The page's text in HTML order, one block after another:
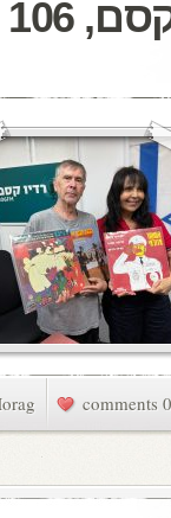
מעדן ויניל היום ברדיו קסם, 106
0 comments